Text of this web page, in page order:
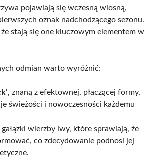
pojawiają się wczesną wiosną,
oznak nadchodzącego sezonu.
stają się one kluczowym elementem w
odmian warto wyróżnić:
, znaną z efektownej, płaczącej formy,
świeżości i nowoczesności każdemu
wierzby iwy, które sprawiają, że
co zdecydowanie podnosi jej